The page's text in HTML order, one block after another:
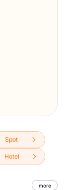
Spot
Hotel
more